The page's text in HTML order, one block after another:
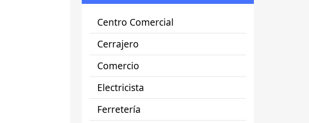
Centro Comercial
Cerrajero
Comercio
Electricista
Ferretería